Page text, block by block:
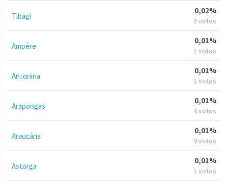
Tibagi
0,02%
2 votos
Ampére
0,01%
1 votos
Antonina
0,01%
1 votos
Arapongas
0,01%
4 votos
Araucária
0,01%
9 votos
Astorga
0,01%
1 votos